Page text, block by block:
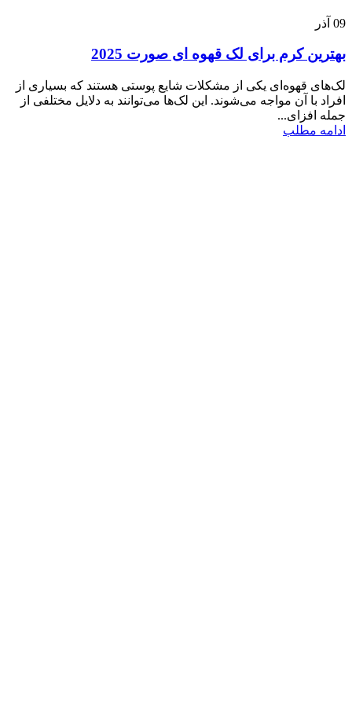
09 آذر
بهترین کرم برای لک قهوه ای صورت 2025
لک‌های قهوه‌ای یکی از مشکلات شایع پوستی هستند که بسیاری از
افراد با آن مواجه می‌شوند. این لک‌ها می‌توانند به دلایل مختلفی از
جمله افزای...
ادامه مطلب